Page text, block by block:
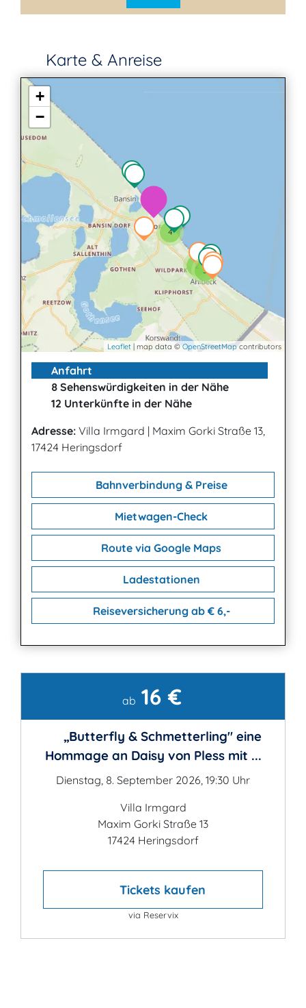
Karte & Anreise
2 3
4
+
−
Leaflet | map data ©OpenStreetMap contributors
Anfahrt
8 Sehenswürdigkeiten in der Nähe
12 Unterkünfte in der Nähe
Adresse: Villa Irmgard | Maxim Gorki Straße 13,
17424 Heringsdorf
Bahnverbindung & Preise
Mietwagen-Check
Route via Google Maps
Ladestationen
Reiseversicherung ab € 6,-
ab 16 €
„Butterfly & Schmetterling" eine
Hommage an Daisy von Pless mit ...
Dienstag, 8. September 2026, 19:30 Uhr
Villa Irmgard
Maxim Gorki Straße 13
17424 Heringsdorf
Tickets kaufen
via Reservix